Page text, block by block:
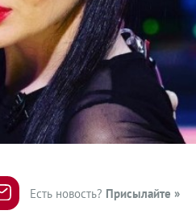
Есть новость? Присылайте »